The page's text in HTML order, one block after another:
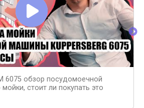
6075 обзор посудомоечной
стоит ли покупать это